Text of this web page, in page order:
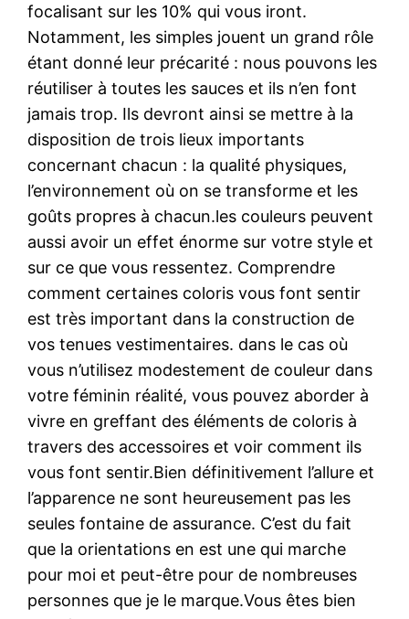
focalisant sur les 10% qui vous iront.
Notamment, les simples jouent un grand rôle
étant donné leur précarité : nous pouvons les
réutiliser à toutes les sauces et ils n’en font
jamais trop. Ils devront ainsi se mettre à la
disposition de trois lieux importants
concernant chacun : la qualité physiques,
l’environnement où on se transforme et les
goûts propres à chacun.les couleurs peuvent
aussi avoir un effet énorme sur votre style et
sur ce que vous ressentez. Comprendre
comment certaines coloris vous font sentir
est très important dans la construction de
vos tenues vestimentaires. dans le cas où
vous n’utilisez modestement de couleur dans
votre féminin réalité, vous pouvez aborder à
vivre en greffant des éléments de coloris à
travers des accessoires et voir comment ils
vous font sentir.Bien définitivement l’allure et
l’apparence ne sont heureusement pas les
seules fontaine de assurance. C’est du fait
que la orientations en est une qui marche
pour moi et peut-être pour de nombreuses
personnes que je le marque.Vous êtes bien